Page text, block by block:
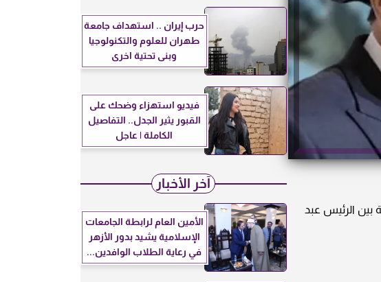
بين الرئيس عبد
حرب إيران .. استهداف جامعة
طهران للعلوم والتكنولوجيا
وبنى تحتية اخرى
فيديو استهزاء وضحك على
القبور يثير الجدل.. التفاصيل
الكاملة | عاجل
آخر الأخبار
الأمين العام لرابطة الجامعات
الإسلامية يشيد بدور الأزهر
في رعاية الطلاب الوافدين...